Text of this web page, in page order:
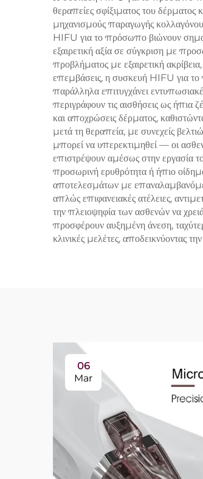
θεραπείες σφίξιματος του δέρματος
μηχανισμούς παραγωγής κολλαγόνου,
HIFU για το πρόσωπο βιώνουν
εξαιρετική αξία σε σύγκριση με
προβλήματος με εξαιρετική
επεμβάσεις, η συσκευή HIFU για το
παράλληλα επιτυγχάνει
περιγράφουν τις αισθήσεις ως ήπια
και αποχρώσεις δέρματος,
μετά τη θεραπεία, με συνεχείς
μπορεί να υπερεκτιμηθεί — οι
επιστρέψουν αμέσως στην εργασία
προσωρινή ερυθρότητα ή ήπιο
αποτελεσμάτων με
απλώς επιφανειακές ατέλειες,
την πλειοψηφία των ασθενών να
προσφέρουν αυξημένη άνεση,
κλινικές μελέτες, αποδεικνύοντας
06
Mar